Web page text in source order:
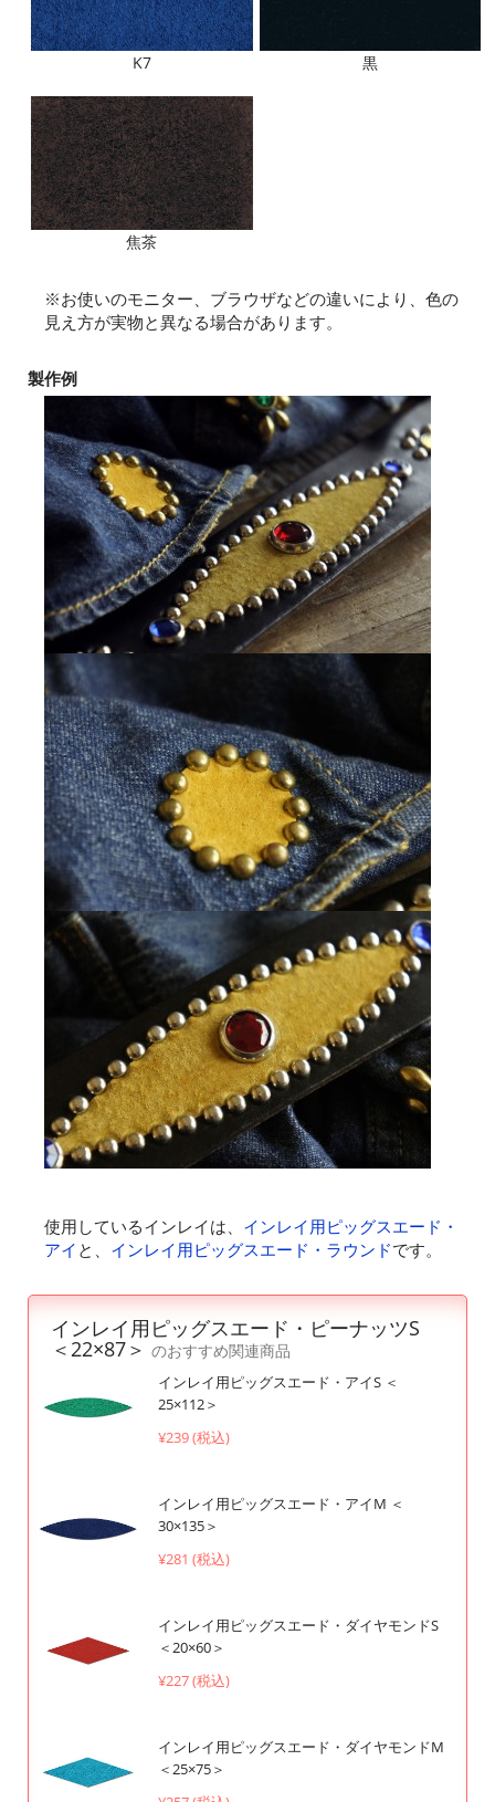
K7 黒
焦茶
※お使いのモニター、ブラウザなどの違いにより、色の
見え方が実物と異なる場合があります。
製作例
使用しているインレイは、 インレイ用ピッグスエード・
アイ と、 インレイ用ピッグスエード・ラウンドです。
インレイ用ピッグスエード・ピーナッツS
＜22×87＞ のおすすめ関連商品
インレイ用ピッグスエード・アイS ＜
25×112＞
¥239 (税込)
インレイ用ピッグスエード・アイM ＜
30×135＞
¥281 (税込)
インレイ用ピッグスエード・ダイヤモンドS
＜20×60＞
¥227 (税込)
インレイ用ピッグスエード・ダイヤモンドM
＜25×75＞